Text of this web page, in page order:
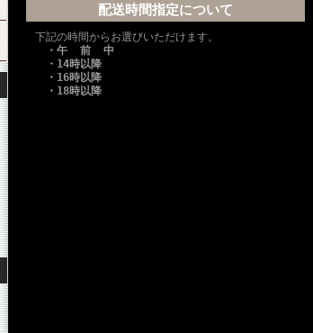
配送時間指定について
下記の時間からお選びいただけます。
・午 前 中
・14時以降
・16時以降
・18時以降